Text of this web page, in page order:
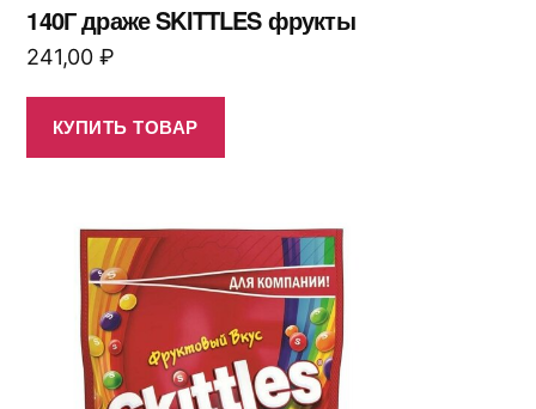
140Г драже SKITTLES фрукты
241,00 ₽
КУПИТЬ ТОВАР